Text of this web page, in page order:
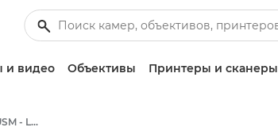
и видео Объективы Принтеры и сканеры
Canon EF 28mm f/1.8 USM - Lenses - Camera & Photo lenses